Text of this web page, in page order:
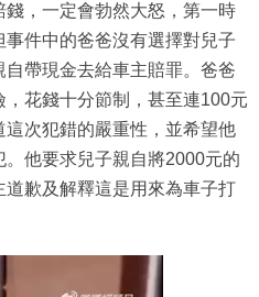
，一定會勃然大怒，第一時
件中的爸爸沒有選擇對兒子
帶現金去給車主賠罪。爸爸
花錢十分節制，甚至連100元
次犯錯的嚴重性，並希望他
他要求兒子親自將2000元的
歉及解釋這是用來為車子打